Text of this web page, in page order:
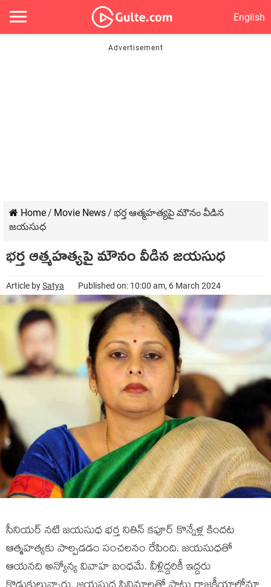
English
Home/ Movie News/ భ‌ర్త ఆత్మ‌హ‌త్య‌పై మౌనం వీడిన
జ‌య‌సుధ‌
భ‌ర్త ఆత్మ‌హ‌త్య‌పై మౌనం వీడిన జ‌య‌సుధ‌
Article bySatya Published on: 10:00 am, 6 March 2024
సీనియ‌ర్ న‌టి జ‌య‌సుధ భ‌ర్త నితిన్ క‌పూర్ కొన్నేళ్ల కింద‌ట
ఆత్మ‌హ‌త్య‌కు పాల్ప‌డ‌డం సంచ‌ల‌నం రేపింది. జ‌య‌సుధ‌తో
ఆయ‌న‌ది అన్యోన్య వివాహ బంధమే. వీళ్లిద్ద‌రికీ ఇద్ద‌రు